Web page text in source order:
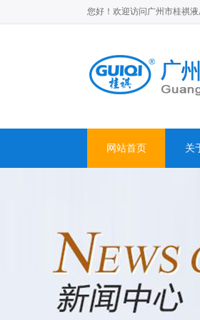
您好！欢迎访问广州市桂祺
网站首页 关